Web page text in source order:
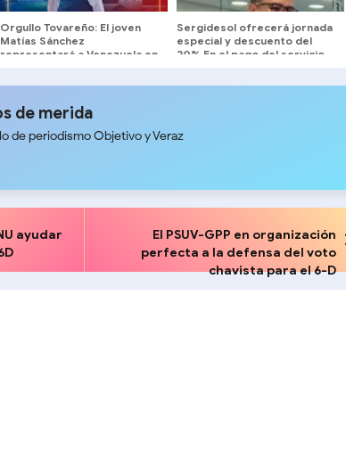
Orgullo Tovareño: El joven
Matías Sánchez
representará a Venezuela en
Sergidesol ofrecerá jornada
especial y descuento del
20% En el pago del servicio
de merida
de periodismo Objetivo y Veraz
ayudar
El PSUV-GPP en organización
perfecta a la defensa del voto
chavista para el 6-D